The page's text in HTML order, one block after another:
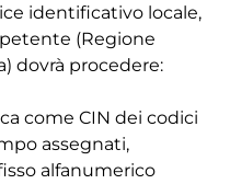
identificativo locale,
(Regione
dovrà procedere:
come CIN dei codici
assegnati,
alfanumerico